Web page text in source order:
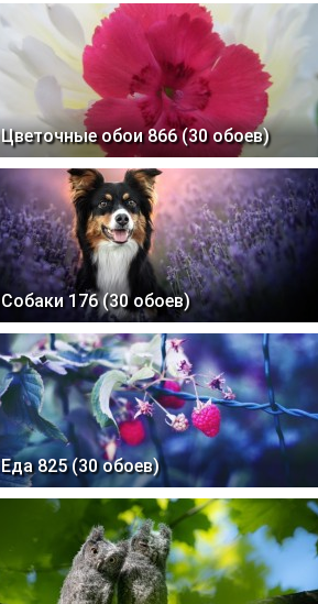
Цветочные обои 866 (30 обоев)
Собаки 176 (30 обоев)
Еда 825 (30 обоев)